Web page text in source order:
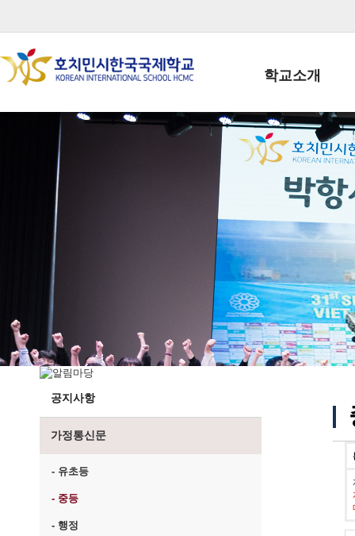
학교소개
학교장인사말
학생회장인사말
학교상징
학교 CI
교직원현황
학생현황
위치/전화
전경사진
공지사항
가정통신문
- 유초등
- 중등
- 행정